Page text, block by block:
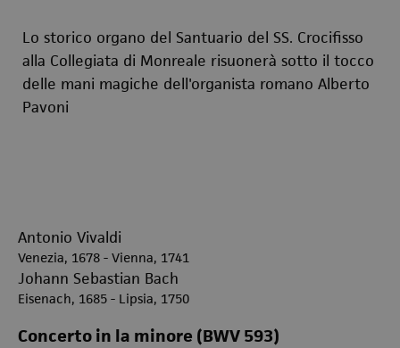
Lo storico organo del Santuario del SS. Crocifisso
alla Collegiata di Monreale risuonerà sotto il tocco
delle mani magiche dell'organista romano Alberto
Pavoni
Antonio Vivaldi
Venezia, 1678 - Vienna, 1741
Johann Sebastian Bach
Eisenach, 1685 - Lipsia, 1750
Concerto in la minore (BWV 593)